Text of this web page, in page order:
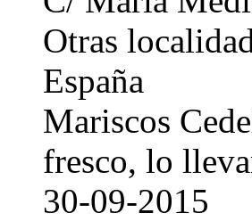
Otras
España
Mariscos
fresco, lo
30-09-2015